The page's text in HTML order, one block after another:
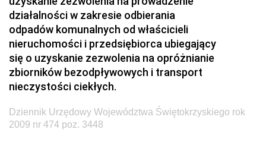
Kolejowego
Dziennik Urzędowy Ministra Przedsiębiorczości i
Technologii
Dziennik Urzędowy Ministra Inwestycji i Rozwoju
Dziennik Urzędowy Naczelnego Dyrektora Archiwów
Państwowych
Dziennik Urzędowy Ministra Finansów, Inwestycji i
Rozwoju
działalności w zakresie odbierania
odpadów komunalnych od właścicieli
nieruchomości i przedsiębiorca ubiegający
się o uzyskanie zezwolenia na opróżnianie
zbiorników bezodpływowych i transport
nieczystości ciekłych.
Dziennik Urzędowy Województwa Świętokrzyskiego rok
2009 nr 474 poz. 3448